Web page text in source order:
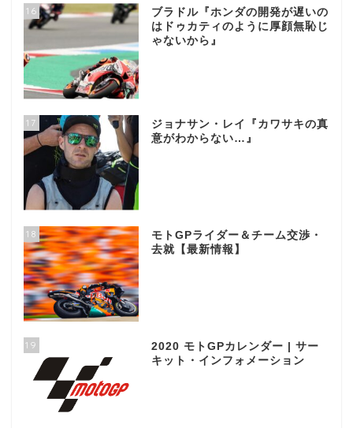
16
ブラドル『ホンダの開発が遅いの
はドゥカティのように厚顔無恥じ
ゃないから』
17
ジョナサン・レイ『カワサキの真
意がわからない…』
18
モトGPライダー＆チーム交渉・
去就【最新情報】
19
2020 モトGPカレンダー | サー
キット・インフォメーション